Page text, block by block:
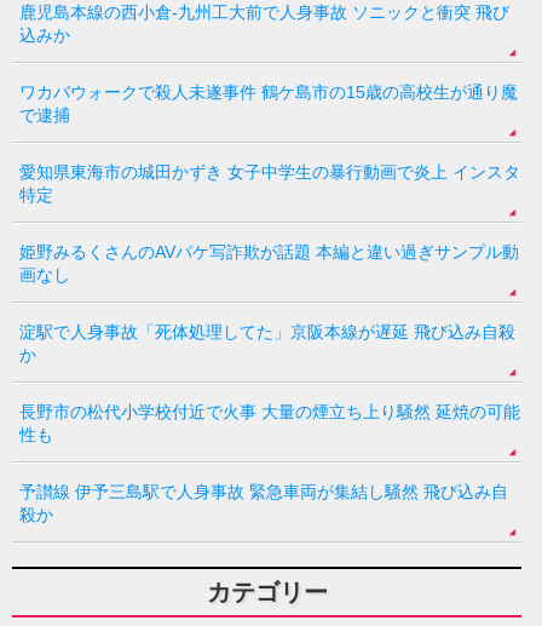
鹿児島本線の西小倉-九州工大前で人身事故 ソニックと衝突 飛び
込みか
ワカバウォークで殺人未遂事件 鶴ケ島市の15歳の高校生が通り魔
で逮捕
愛知県東海市の城田かずき 女子中学生の暴行動画で炎上 インスタ
特定
姫野みるくさんのAVパケ写詐欺が話題 本編と違い過ぎサンプル動
画なし
淀駅で人身事故「死体処理してた」京阪本線が遅延 飛び込み自殺
か
長野市の松代小学校付近で火事 大量の煙立ち上り騒然 延焼の可能
性も
予讃線 伊予三島駅で人身事故 緊急車両が集結し騒然 飛び込み自
殺か
カテゴリー